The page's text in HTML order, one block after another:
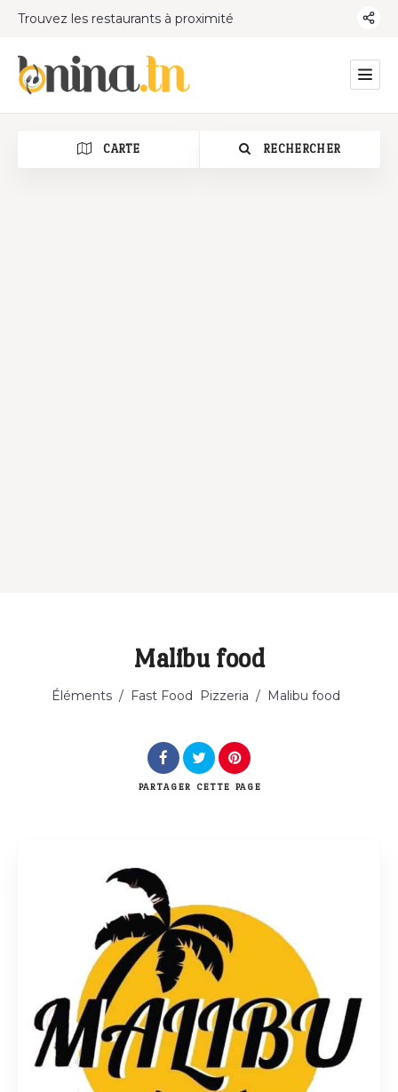
Trouvez les restaurants à proximité
CARTE RECHERCHER
Catégorie
Rechercher
Malibu food
Éléments / Fast Food Pizzeria / Malibu food
PARTAGER CETTE PAGE